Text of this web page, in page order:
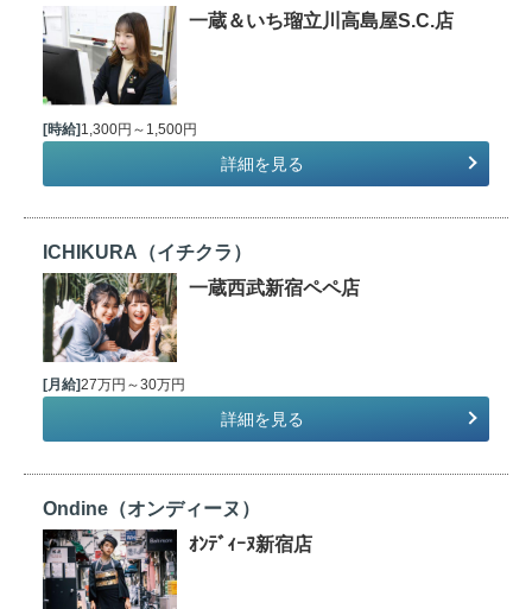
一蔵＆いち瑠立川高島屋S.C.店
[時給]1,300円～1,500円
詳細を見る
ICHIKURA（イチクラ）
一蔵西武新宿ペペ店
[月給]27万円～30万円
詳細を見る
Ondine（オンディーヌ）
ｵﾝﾃﾞｨｰﾇ新宿店